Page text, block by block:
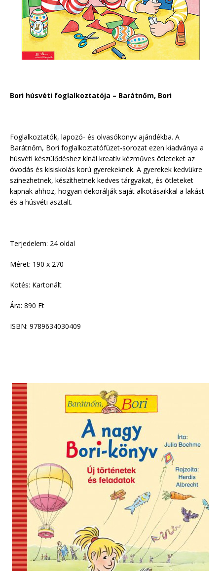
Bori húsvéti foglalkoztatója – Barátnőm, Bori
Foglalkoztatók, lapozó- és olvasókönyv ajándékba. A
Barátnőm, Bori foglalkoztatófüzet-sorozat ezen kiadványa a
húsvéti készülődéshez kínál kreatív kézműves ötleteket az
óvodás és kisiskolás korú gyerekeknek. A gyerekek kedvükre
színezhetnek, készíthetnek kedves tárgyakat, és ötleteket
kapnak ahhoz, hogyan dekorálják saját alkotásaikkal a lakást
és a húsvéti asztalt.
Terjedelem: 24 oldal
Méret: 190 x 270
Kötés: Kartonált
Ára: 890 Ft
ISBN: 9789634030409